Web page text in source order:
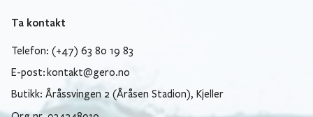
Ta kontakt
Telefon: (+47) 63 80 19 83
E-post: kontakt@gero.no
Butikk: Åråssvingen 2 (Åråsen Stadion), Kjeller